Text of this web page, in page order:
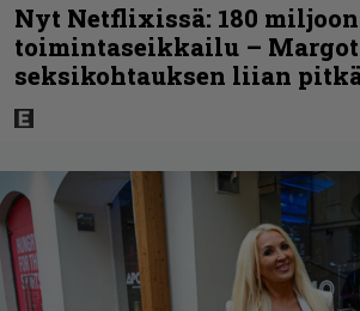
Nyt Netflixissä: 180
toimintaseikkailu – Margot
seksikohtauksen liian